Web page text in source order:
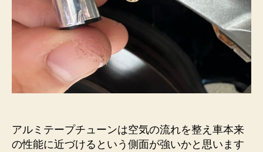
ー
プ
で
静
音
化
へ
の
アルミテープチューンは空気の流れを整え車本来
の性能に近づけるという側面が強いかと思います